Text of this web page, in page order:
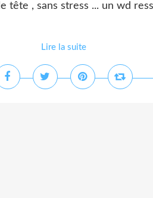
tête , sans stress ... un wd
Lire la suite